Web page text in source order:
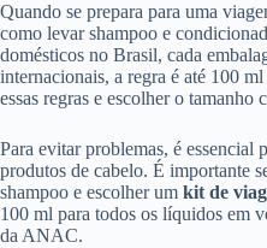
Quando se prepara para uma
como levar shampoo e
domésticos no Brasil, cada
internacionais, a regra é até 100
essas regras e escolher o tamanho
Para evitar problemas, é essencial
produtos de cabelo. É importante
shampoo e escolher um kit de
100 ml para todos os líquidos em
da ANAC.